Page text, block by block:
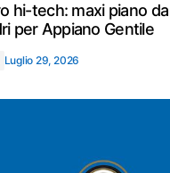
hi-tech: maxi piano
per Appiano Gentile
Luglio 29, 2026